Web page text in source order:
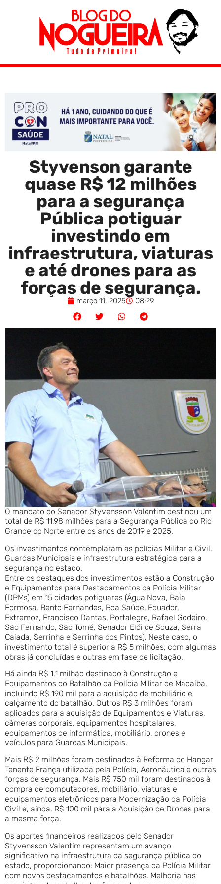
Styvenson garante
quase R$ 12 milhões
para a segurança
Pública potiguar
investindo em
infraestrutura, viaturas
e até drones para as
forças de segurança.
março 11, 2025 08:29
O mandato do Senador Styvensson Valentim destinou um
total de R$ 11,98 milhões para a Segurança Pública do Rio
Grande do Norte entre os anos de 2019 e 2025.
Os investimentos contemplaram as polícias Militar e Civil,
Guardas Municipais e infraestrutura estratégica para a
segurança no estado.
Entre os destaques dos investimentos estão a Construção
e Equipamentos para Destacamentos da Polícia Militar
(DPMs) em 15 cidades potiguares (Água Nova, Baía
Formosa, Bento Fernandes, Boa Saúde, Equador,
Extremoz, Francisco Dantas, Portalegre, Rafael Godeiro,
São Fernando, São Tomé, Senador Elói de Souza, Serra
Caiada, Serrinha e Serrinha dos Pintos). Neste caso, o
investimento total é superior a R$ 5 milhões, com algumas
obras já concluídas e outras em fase de licitação.
Há ainda R$ 1,1 milhão destinado à Construção e
Equipamentos do Batalhão da Polícia Militar de Macaíba,
incluindo R$ 190 mil para a aquisição de mobiliário e
calçamento do batalhão. Outros R$ 3 milhões foram
aplicados para a aquisição de Equipamentos e Viaturas,
câmeras corporais, equipamentos hospitalares,
equipamentos de informática, mobiliário, drones e
veículos para Guardas Municipais.
Mais R$ 2 milhões foram destinados à Reforma do Hangar
Tenente França utilizada pela Polícia, Aeronáutica e outras
forças de segurança. Mais R$ 750 mil foram destinados à
compra de computadores, mobiliário, viaturas e
equipamentos eletrônicos para Modernização da Polícia
Civil e, ainda, R$ 100 mil para a Aquisição de Drones para
a mesma força.
Os aportes financeiros realizados pelo Senador
Styvensson Valentim representam um avanço
significativo na infraestrutura da segurança pública do
estado, proporcionando: Maior presença da Polícia Militar
com novos destacamentos e batalhões. Melhoria nas